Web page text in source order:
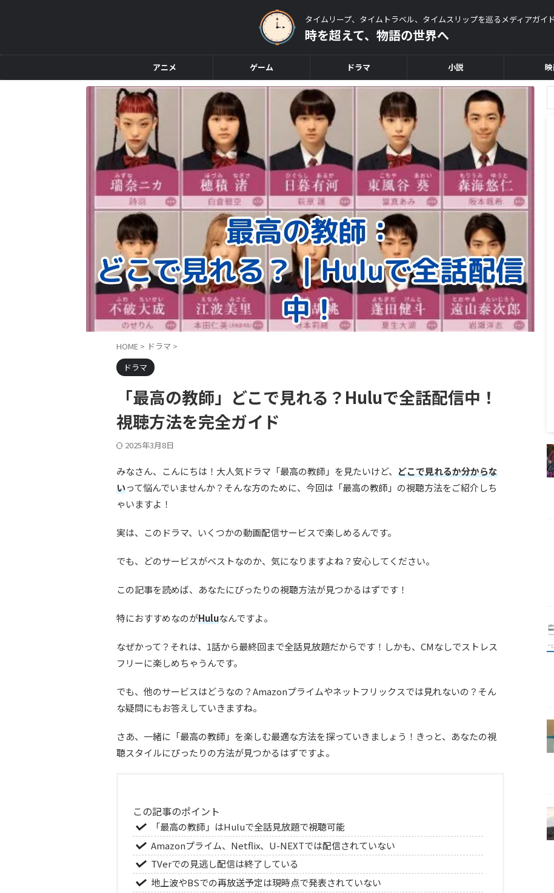
タイムリープ、タイムトラベル、タイムスリップを巡るメディアガイド
時を超えて、物語の世界へ
アニメ ゲーム ドラマ 小説
HOME > ドラマ >
ドラマ
「最高の教師」どこで見れる？Huluで全話配信中！
視聴方法を完全ガイド
2025年3月8日
みなさん、こんにちは！大人気ドラマ「最高の教師」を見たいけど、 どこで見れるか分からな
いって悩んでいませんか？そんな方のために、今回は「最高の教師」の視聴方法をご紹介しち
ゃいますよ！
実は、このドラマ、いくつかの動画配信サービスで楽しめるんです。
でも、どのサービスがベストなのか、気になりますよね？安心してください。
この記事を読めば、あなたにぴったりの視聴方法が見つかるはずです！
特におすすめなのがHuluなんですよ。
なぜかって？それは、1話から最終回まで全話見放題だからです！しかも、CMなしでストレス
フリーに楽しめちゃうんです。
でも、他のサービスはどうなの？Amazonプライムやネットフリックスでは見れないの？そん
な疑問にもお答えしていきますね。
さあ、一緒に「最高の教師」を楽しむ最適な方法を探っていきましょう！きっと、あなたの視
聴スタイルにぴったりの方法が見つかるはずですよ。
この記事のポイント
「最高の教師」はHuluで全話見放題で視聴可能
Amazonプライム、Netflix、U-NEXTでは配信されていない
TVerでの見逃し配信は終了している
地上波やBSでの再放送予定は現時点で発表されていない